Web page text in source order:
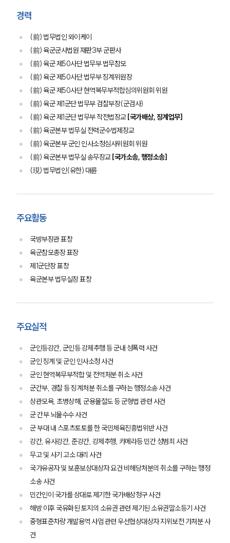
경력
(前) 법무법인 와이케이
(前) 육군군사법원 재판3부 군판사
(前) 육군 제50사단 법무부 법무참모
(前) 육군 제50사단 법무부 징계위원장
(前) 육군 제50사단 현역복무부적합심의위원회 위원
(前) 육군 제1군단 법무부 검찰부장(군검사)
(前) 육군 제1군단 법무부 작전법장교[국가배상, 징계업무]
(前) 육군본부 법무실 전력군수법제장교
(前) 육군본부 군인 인사소청심사위원회 위원
(前) 육군본부 법무실 송무장교[국가소송, 행정소송]
(現) 법무법인(유한) 대륜
주요활동
국방부장관 표창
육군참모총장 표장
제1군단장 표창
육군본부 법무실장 표창
주요실적
군인등강간, 군인등 강제추행 등 군내 성폭력 사건
군인 징계 및 군인 인사소청 사건
군인 현역복무부적합 및 전역처분 취소 사건
군간부, 경찰 등 징계처분 취소를 구하는 행정소송 사건
상관모욕, 초병상해, 군용물절도 등 군형법 관련 사건
군 간부 뇌물수수 사건
군 부대 내 스포츠토토를 한 국민체육진흥법위반 사건
강간, 유사강간, 준강간, 강제추행, 카메라등 민간 성범죄 사건
무고 및 사기 고소 대리 사건
국가유공자 및 보훈보상대상자 요건 비해당처분의 취소를 구하는 행정
소송 사건
민간인이 국가를 상대로 제기한 국가배상청구 사건
해방 이후 국유화된 토지의 소유권 관련 제기된 소유권말소등기 사건
중형표준차량 개발용역 사업 관련 우선협상대상자 지위보전 가처분 사
건